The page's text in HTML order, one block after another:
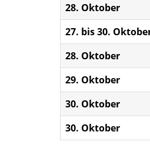
28. Oktober
27. bis 30.
28. Oktober
29. Oktober
30. Oktober
30. Oktober